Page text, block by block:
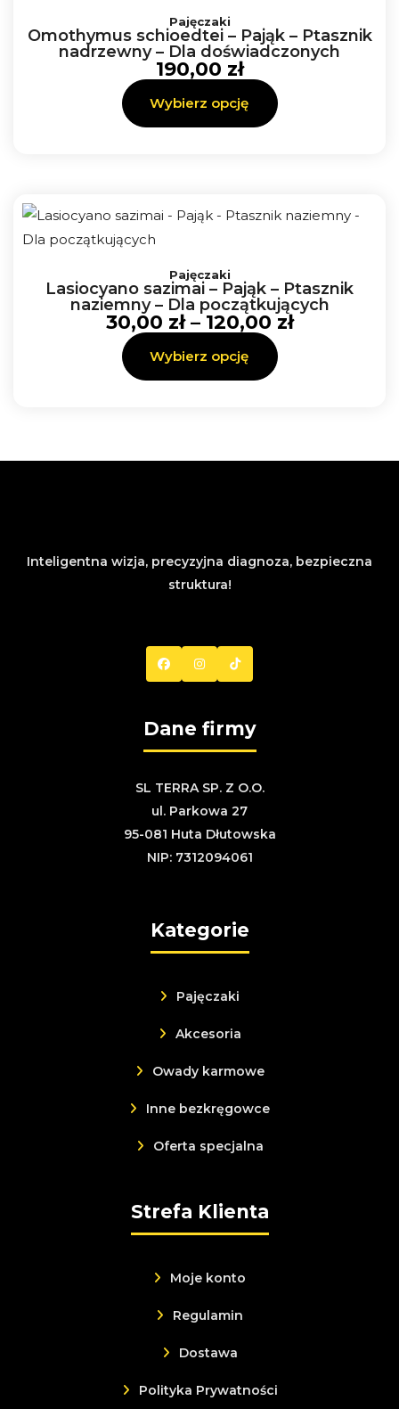
Pajęczaki
Omothymus schioedtei – Pająk – Ptasznik
nadrzewny – Dla doświadczonych
190,00 zł
Wybierz opcję
produkt
stronie
produktu
Pajęczaki
Lasiocyano sazimai – Pająk – Ptasznik
naziemny – Dla początkujących
30,00 zł – 120,00zł
od
30,00 zł
do
Wybierz opcję
produkt
Inteligentna wizja, precyzyjna diagnoza, bezpieczna
struktura!
Dane firmy
SL TERRA SP. Z O.O.
ul. Parkowa 27
95-081 Huta Dłutowska
NIP: 7312094061
Kategorie
Pajęczaki
Akcesoria
Owady karmowe
Inne bezkręgowce
Oferta specjalna
Strefa Klienta
Moje konto
Regulamin
Dostawa
Polityka Prywatności